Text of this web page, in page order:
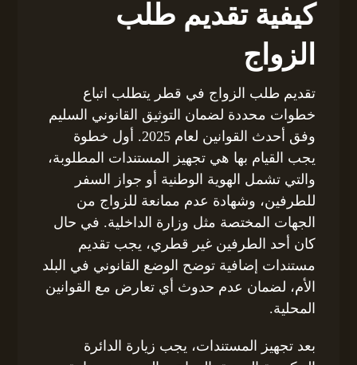
كيفية تقديم طلب
الزواج
تقديم طلب الزواج في قطر يتطلب اتباع
خطوات محددة لضمان التوثيق القانوني السليم
وفق أحدث القوانين لعام 2025. أول خطوة
يجب القيام بها هي تجهيز المستندات المطلوبة،
والتي تشمل الهوية الوطنية أو جواز السفر
للطرفين، وشهادة عدم ممانعة للزواج من
الجهات المختصة مثل وزارة الداخلية. في حال
كان أحد الطرفين غير قطري، يجب تقديم
مستندات إضافية توضح الوضع القانوني في البلد
الأم، لضمان عدم حدوث أي تعارض مع القوانين
المحلية.
بعد تجهيز المستندات، يجب زيارة الدائرة